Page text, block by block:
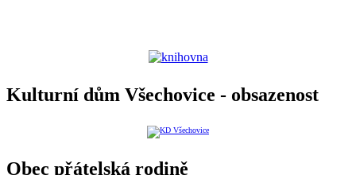
Kulturní dům Všechovice - obsazenost
Obec přátelská rodině